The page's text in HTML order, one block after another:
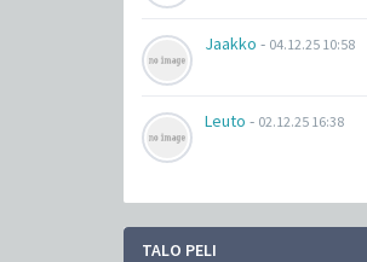
Jaakko - 04.12.25 10:58
Leuto - 02.12.25 16:38
TALO PELI